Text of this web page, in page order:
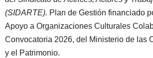
(SIDARTE). Plan de Gestión financiado
Apoyo a Organizaciones Culturales
Convocatoria 2026, del Ministerio de las
y el Patrimonio.